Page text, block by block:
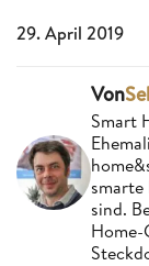
29. April 2019
Von
Smart
sind.
Home-